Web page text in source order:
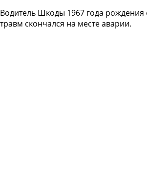
Водитель Шкоды 1967 года рождения
травм скончался на месте аварии.